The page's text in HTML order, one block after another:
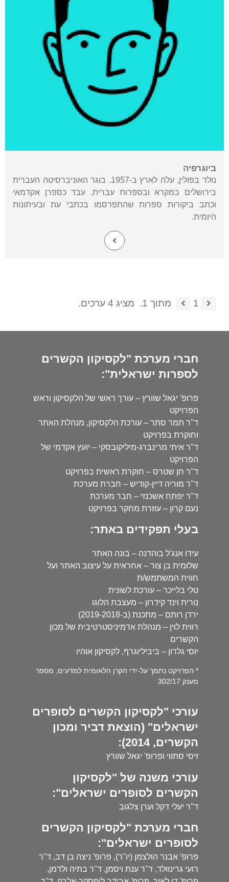
ביוגרפיה
נולד בפולין, עלה לארץ ב-1957. בוגר האוניברסיטה העברית
בירושלים במקרא ובספרות עברית. עבד כספרן אקדמאי
וכתב ביקורות ספרות שהתפרסמו בכתבי עת ובעיתונות
היומית.
1 מתוך 1. מציג 4 ערכים.
חברי מערכת "לקסיקון הקשרים
לספרות ישראלית":
פרופ' יגאל שוורץ – עורך ראשי של הלקסיקון וראש
הפרויקט
ד"ר תמר סתר – עורכת הלקסיקון, מנהלת האתר
וחוקרת בפרויקט
ד"ר איתי מרינברג-מיליקובסקי – יועץ אקדמי של
הפרויקט
ד"ר חן שטרס – חוקרת ראשית בפרויקט
ד"ר מוריה דיין-קודיש – חברת מערכת
ד"ר יפתח אשכנזי – חבר מערכת
נעם קרון – עוזרת מחקר בפרויקט
בעלי תפקידים באתר:
עידו אנג'ל בוהדנה – בונה האתר
שלומית בן צור – אחראית על עיצוב האתר ועל
חווית המשתמש/ת
טלי בלייכר – עורכת לשונית
נורית וינד קידרון – מעצבת הלוגו
ירדן רותם – מתכנת (ב-2019-2018)
רווית לוין – מנהלת אדמיניסטרטיבית של מכון
הקשרים
יוסי גלרון – ביביליוגרף, לקסיקון אוהיו
* הפרויקט נתמך על-ידי הקרן הלאומית למדעים, מספר
מענק 302/17
עורכי "לקסיקון הקשרים לסופרים
ישראלים" (הוצאת דביר ומכון
הקשרים, 2014):
זיסי סתווי ופרופ' יגאל שוורץ
עורכי משנה של "לקסיקון
הקשרים לסופרים ישראלים":
ד"ר יעלי דקל וערן צלגוב
חברי מערכת "לקסיקון הקשרים
לסופרים ישראלים":
פרופ' אבנר הולצמן (יו"ר), פרופ' ניצה בן דב, ד"ר
רועי גרינוולד, ד"ר ענת ויסמן, ד"ר בתיה ולדמן,